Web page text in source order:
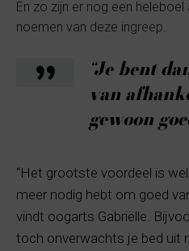
En zo zijn er nog een
noemen van deze ingreep.
“Je bent
van
gewoon
“Het grootste voordeel is
meer nodig hebt om goed
vindt oogarts Gabriëlle.
toch onverwachts je bed uit